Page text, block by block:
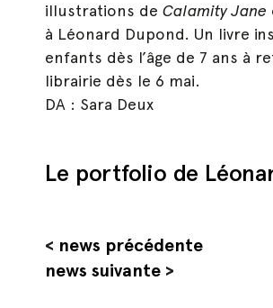
illustrations deCalamity Jane
à Léonard Dupond. Un livre
enfants dès l’âge de 7 ans à
librairie dès le 6 mai.
DA : Sara Deux
Le portfolio de
< news précédente
news suivante >